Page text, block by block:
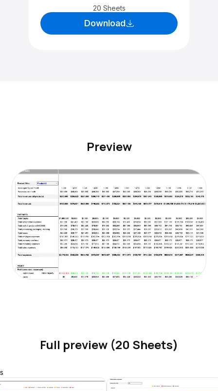
20 Sheets
Download
Preview
Full preview (20 Sheets)
s